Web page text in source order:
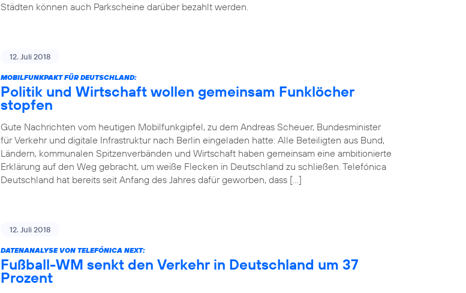
Städten können auch Parkscheine darüber bezahlt werden.
12. Juli 2018
MOBILFUNKPAKT FÜR DEUTSCHLAND:
Politik und Wirtschaft wollen gemeinsam Funklöcher
stopfen
Gute Nachrichten vom heutigen Mobilfunkgipfel, zu dem Andreas Scheuer, Bundesminister
für Verkehr und digitale Infrastruktur nach Berlin eingeladen hatte: Alle Beteiligten aus Bund,
Ländern, kommunalen Spitzenverbänden und Wirtschaft haben gemeinsam eine ambitionierte
Erklärung auf den Weg gebracht, um weiße Flecken in Deutschland zu schließen. Telefónica
Deutschland hat bereits seit Anfang des Jahres dafür geworben, dass […]
12. Juli 2018
DATENANALYSE VON TELEFÓNICA NEXT:
Fußball-WM senkt den Verkehr in Deutschland um 37
Prozent